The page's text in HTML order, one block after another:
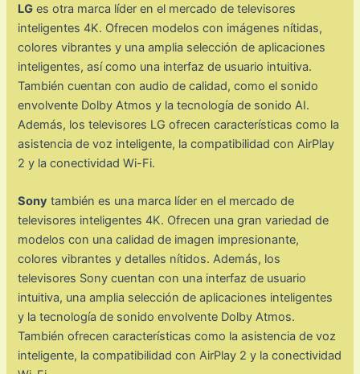
LG es otra marca líder en el mercado de televisores
inteligentes 4K. Ofrecen modelos con imágenes nítidas,
colores vibrantes y una amplia selección de aplicaciones
inteligentes, así como una interfaz de usuario intuitiva.
También cuentan con audio de calidad, como el sonido
envolvente Dolby Atmos y la tecnología de sonido AI.
Además, los televisores LG ofrecen características como la
asistencia de voz inteligente, la compatibilidad con AirPlay
2 y la conectividad Wi-Fi.
Sony también es una marca líder en el mercado de
televisores inteligentes 4K. Ofrecen una gran variedad de
modelos con una calidad de imagen impresionante,
colores vibrantes y detalles nítidos. Además, los
televisores Sony cuentan con una interfaz de usuario
intuitiva, una amplia selección de aplicaciones inteligentes
y la tecnología de sonido envolvente Dolby Atmos.
También ofrecen características como la asistencia de voz
inteligente, la compatibilidad con AirPlay 2 y la conectividad